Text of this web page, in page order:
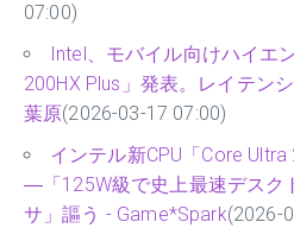
07:00)
Intel、モバイル向けハイエ
200HX Plus」発表。レイテン
葉原(2026-03-17 07:00)
インテル新CPU「Core
―「125W級で史上最速デスク
サ」謳う - Game*Spark(2026-